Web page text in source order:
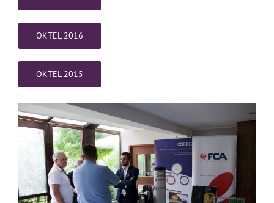
OKTEL 2016
OKTEL 2015